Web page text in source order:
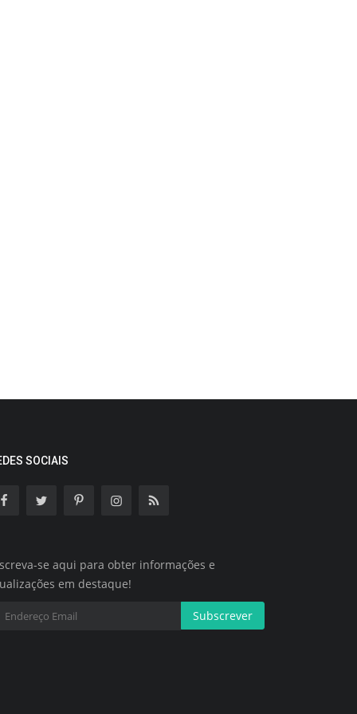
SOCIAIS
se aqui para obter informações e
em destaque!
Subscrever